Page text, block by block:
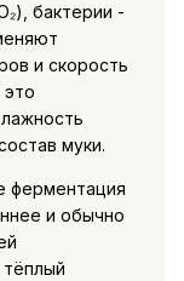
бактерии -
и скорость
это
муки.
ферментация
и обычно